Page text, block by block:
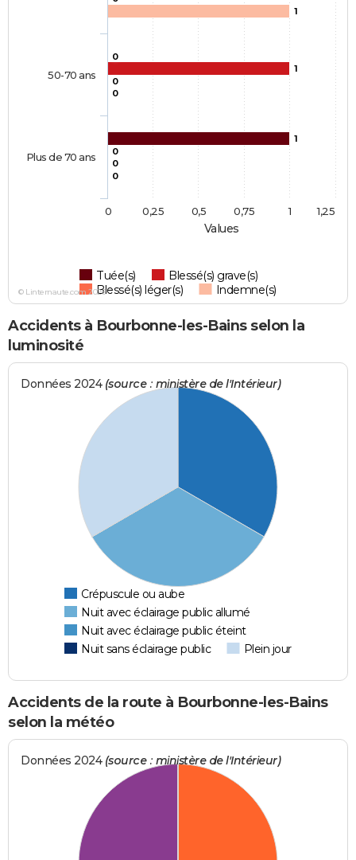
Values
0
1
1
0
0
0
1
0
0
Tuée(s)
Blessé(s) grave(s)
Blessé(s) léger(s)
Indemne(s)
50-70 ans
Plus de 70 ans
0 1
0,25 0,5 0,75 1,25
© Linternaute.com 2026
Accidents à Bourbonne-les-Bains selon la
luminosité
Données 2024 (source : ministère de l'Intérieur)
Crépuscule ou aube
Nuit avec éclairage public allumé
Nuit avec éclairage public éteint
Nuit sans éclairage public
Plein jour
Accidents de la route à Bourbonne-les-Bains
selon la météo
Données 2024 (source : ministère de l'Intérieur)